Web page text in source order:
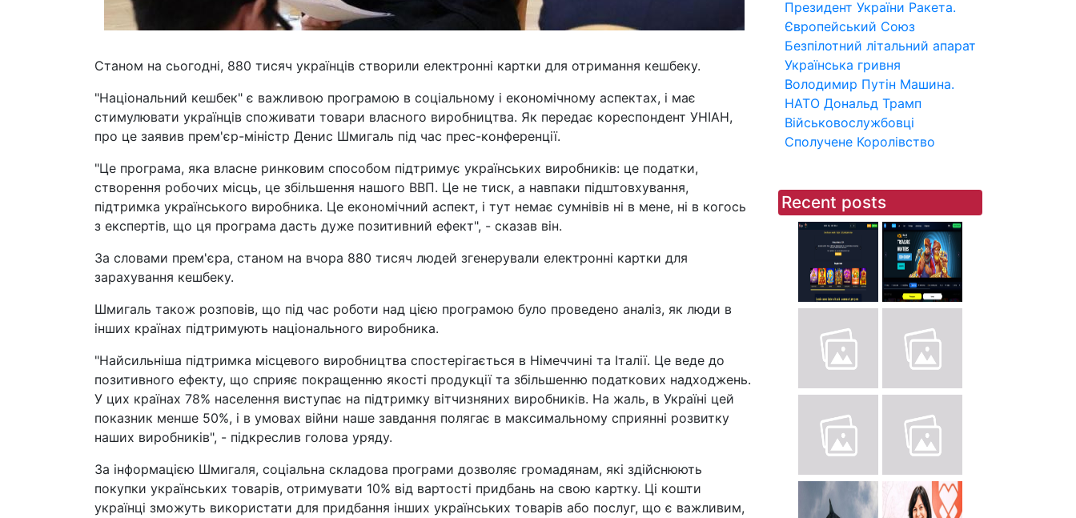
Станом на сьогодні, 880 тисяч українців створили електронні картки для отримання кешбеку.
"Національний кешбек" є важливою програмою в соціальному і економічному аспектах, і має
стимулювати українців споживати товари власного виробництва. Як передає кореспондент УНІАН,
про це заявив прем'єр-міністр Денис Шмигаль під час прес-конференції.
"Це програма, яка власне ринковим способом підтримує українських виробників: це податки,
створення робочих місць, це збільшення нашого ВВП. Це не тиск, а навпаки підштовхування,
підтримка українського виробника. Це економічний аспект, і тут немає сумнівів ні в мене, ні в когось
з експертів, що ця програма дасть дуже позитивний ефект", - сказав він.
За словами прем'єра, станом на вчора 880 тисяч людей згенерували електронні картки для
зарахування кешбеку.
Шмигаль також розповів, що під час роботи над цією програмою було проведено аналіз, як люди в
інших країнах підтримують національного виробника.
"Найсильніша підтримка місцевого виробництва спостерігається в Німеччині та Італії. Це веде до
позитивного ефекту, що сприяє покращенню якості продукції та збільшенню податкових надходжень.
У цих країнах 78% населення виступає на підтримку вітчизняних виробників. На жаль, в Україні цей
показник менше 50%, і в умовах війни наше завдання полягає в максимальному сприянні розвитку
наших виробників", - підкреслив голова уряду.
За інформацією Шмигаля, соціальна складова програми дозволяє громадянам, які здійснюють
покупки українських товарів, отримувати 10% від вартості придбань на свою картку. Ці кошти
українці зможуть використати для придбання інших українських товарів або послуг, що є важливим,
Президент України Ракета.
Європейський Союз
Безпілотний літальний апарат
Українська гривня
Володимир Путін Машина.
НАТО Дональд Трамп
Військовослужбовці
Сполучене Королівство
Recent posts